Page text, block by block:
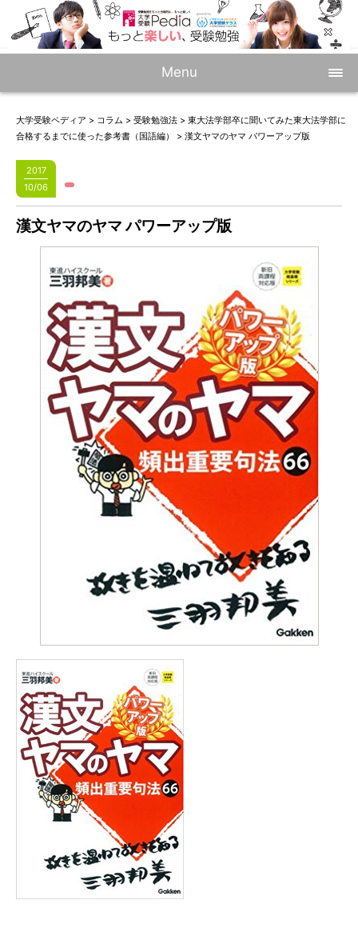
Menu
大学受験ペディア > コラム > 受験勉強法 > 東大法学部卒に聞いてみた東大法学部に
合格するまでに使った参考書（国語編）
> 漢文ヤマのヤマ パワーアップ版
2017
10/06
漢文ヤマのヤマ パワーアップ版